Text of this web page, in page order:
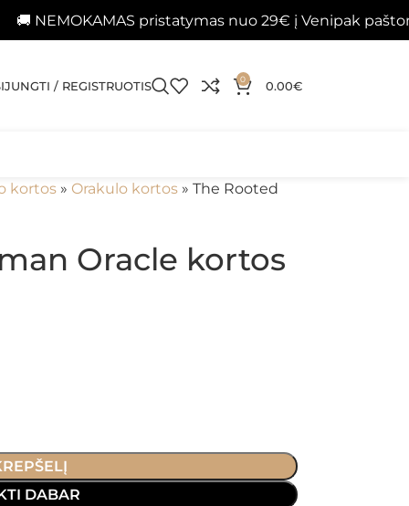
pristatymas nuo 29€ į Venipak paštomatus 📦
/ REGISTRUOTIS 0 0.00€
kortos» Orakulo kortos» The Rooted
Oracle kortos
DABAR